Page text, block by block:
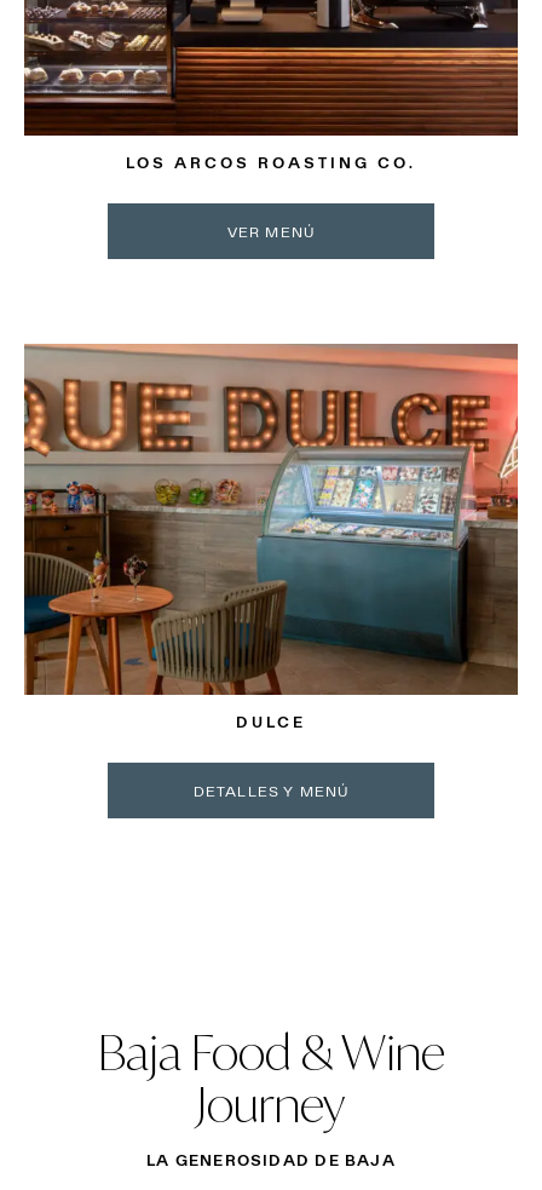
LOS ARCOS ROASTING CO.
VER MENÚ
DULCE
DETALLES Y MENÚ
Baja Food & Wine
Journey
LA GENEROSIDAD DE BAJA